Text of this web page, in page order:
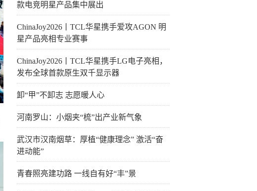
款电竞明星产品集中展出
ChinaJoy2026丨TCL华星携手爱攻AGON 明
星产品亮相专业赛事
ChinaJoy2026丨TCL华星携手LG电子亮相，
发布全球首款原生双千显示器
卸“甲”不卸志 志愿暖人心
河南罗山：小烟夹“梳”出产业新气象
武汉市汉南烟草：厚植“健康理念” 激活“奋
进动能”
青春照亮建功路 一线自有好“丰”景